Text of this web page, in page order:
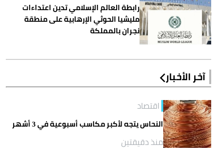
رابطة العالم الإسلامي تدين اعتداءات
مليشيا الحوثي الإرهابية على منطقة
نجران بالمملكة
آخر الأخبار
اقتصاد
النحاس يتجه لأكبر مكاسب أسبوعية في 3 أشهر
منذ دقيقتين